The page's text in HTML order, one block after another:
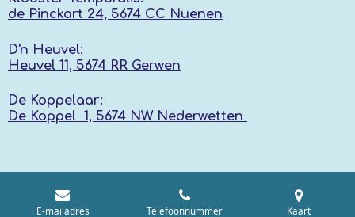
de Pinckart 24, 5674 CC Nuenen
D'n Heuvel:
Heuvel 11, 5674 RR Gerwen
De Koppelaar:
De Koppel 1, 5674 NW Nederwetten
E-mailadres Telefoonnummer Kaart